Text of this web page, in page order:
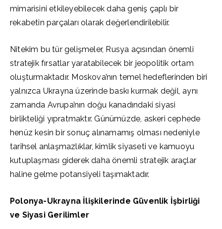
mimarisini etkileyebilecek daha geniş çaplı bir
rekabetin parçaları olarak değerlendirilebilir.
Nitekim bu tür gelişmeler, Rusya açısından önemli
stratejik fırsatlar yaratabilecek bir jeopolitik ortam
oluşturmaktadır. Moskova’nın temel hedeflerinden biri
yalnızca Ukrayna üzerinde baskı kurmak değil, aynı
zamanda Avrupa’nın doğu kanadındaki siyasi
birlikteliği yıpratmaktır. Günümüzde, askeri cephede
henüz kesin bir sonuç alınamamış olması nedeniyle
tarihsel anlaşmazlıklar, kimlik siyaseti ve kamuoyu
kutuplaşması giderek daha önemli stratejik araçlar
haline gelme potansiyeli taşımaktadır.
Polonya-Ukrayna İlişkilerinde Güvenlik İşbirliği
ve Siyasi Gerilimler